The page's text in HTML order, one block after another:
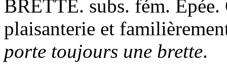
BRETTE. subs. fém.
plaisanterie et
porte toujours une brette.